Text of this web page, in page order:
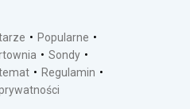
Popularne
Sondy
Regulamin